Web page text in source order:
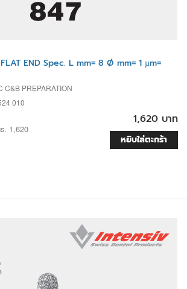
FLAT END Spec. L mm= 8 Ø mm= 1 µm=
C&B PREPARATION
010
1,620
1,620 บาท
หยิบใส่ตะกร้า